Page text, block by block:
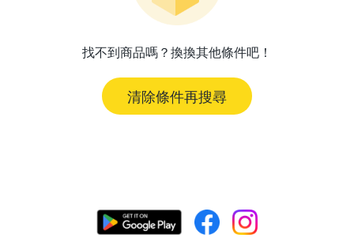
找不到商品嗎？換換其他條件吧！
清除條件再搜尋